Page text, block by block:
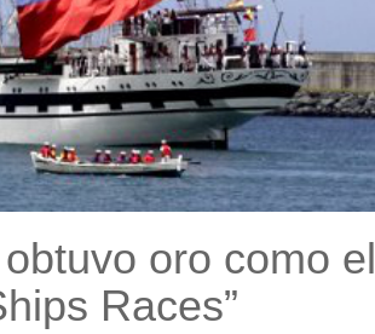
oro como el
Races”